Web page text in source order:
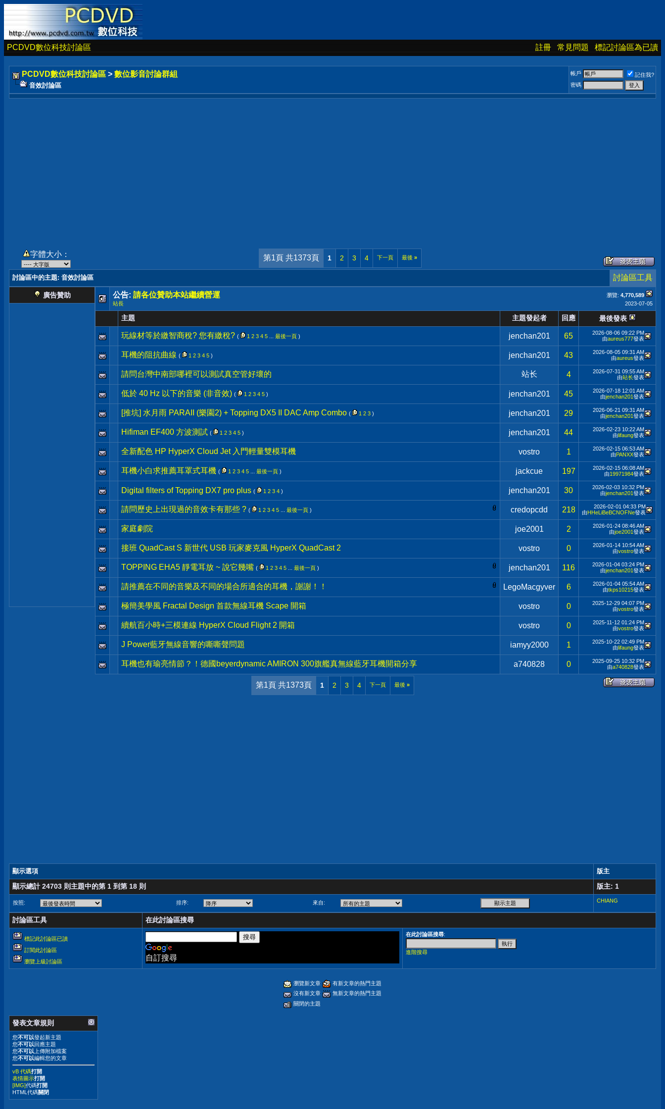
PCDVD數位科技討論區 註冊 常見問題 標記討論區為已讀
PCDVD數位科技討論區 > 數位影音討論群組
音效討論區
帳戶
記住我?
密碼
字體大小： 第1頁 共1373頁 1 2 3 4 下一頁 最後 »
討論區中的主題: 音效討論區 討論區工具
廣告贊助 瀏覽: 4,770,589
公告: 請各位贊助本站繼續營運
2023-07-05
站長
主題 主題發起者 回應 最後發表
玩線材等於繳智商稅? 您有繳稅? ( 1 2 3 4 5 最後一頁 ) jenchan201 65 2026-08-06 09:22 PM
由aureus777發表
耳機的阻抗曲線 ( 1 2 3 4 5 ) jenchan201 43 2026-08-05 09:31 AM
由aureus發表
請問台灣中南部哪裡可以測試真空管好壞的 站长 4 2026-07-31 09:55 AM
由站长發表
低於 40 Hz 以下的音樂 (非音效) ( 1 2 3 4 5 ) jenchan201 45 2026-07-18 12:01 AM
由jenchan201發表
[推坑] 水月雨 PARAII (樂園2) + Topping DX5 II DAC Amp Combo ( 1 2 3 ) jenchan201 29 2026-06-21 09:31 AM
由jenchan201發表
Hifiman EF400 方波測試 ( 1 2 3 4 5 ) jenchan201 44 2026-02-23 10:22 AM
由lifaung發表
全新配色 HP HyperX Cloud Jet 入門輕量雙模耳機 vostro 1 2026-02-15 06:53 AM
由PANXX發表
耳機小白求推薦耳罩式耳機 ( 1 2 3 4 5 最後一頁 ) jackcue 197 2026-02-15 06:08 AM
由19971984發表
Digital filters of Topping DX7 pro plus ( 1 2 3 4 ) jenchan201 30 2026-02-03 10:32 PM
由jenchan201發表
請問歷史上出現過的音效卡有那些 ? ( 1 2 3 4 5 最後一頁 ) credopcdd 218 2026-02-01 04:33 PM
由HHeLiBeBCNOFNe發表
家庭劇院 joe2001 2 2026-01-24 08:46 AM
由joe2001發表
接班 QuadCast S 新世代 USB 玩家麥克風 HyperX QuadCast 2 vostro 0 2026-01-14 10:54 AM
由vostro發表
TOPPING EHA5 靜電耳放 ~ 說它幾嘴 ( 1 2 3 4 5 最後一頁 ) jenchan201 116 2026-01-04 03:24 PM
由jenchan201發表
請推薦在不同的音樂及不同的場合所適合的耳機，謝謝！！ LegoMacgyver 6 2026-01-04 05:54 AM
由tkps10215發表
極簡美學風 Fractal Design 首款無線耳機 Scape 開箱 vostro 0 2025-12-29 04:07 PM
由vostro發表
續航百小時+三模連線 HyperX Cloud Flight 2 開箱 vostro 0 2025-11-12 01:24 PM
由vostro發表
J Power藍牙無線音響的嘶嘶聲問題 iamyy2000 1 2025-10-22 02:49 PM
由lifaung發表
耳機也有瑜亮情節？！德國beyerdynamic AMIRON 300旗艦真無線藍牙耳機開箱分享 a740828 0 2025-09-25 10:32 PM
由a740828發表
第1頁 共1373頁 1 2 3 4 下一頁 最後 »
顯示選項 版主
顯示總計 24703 則主題中的第 1 到第 18 則 版主: 1
按照: 排序: 來自: CHIANG
討論區工具 在此討論區搜尋
標記此討論區已讀
訂閱此討論區
瀏覽上級討論區
自訂搜尋
在此討論區搜尋:
進階搜尋
瀏覽新文章
有新文章的熱門主題
沒有新文章
無新文章的熱門主題
關閉的主題
發表文章規則
您不可以發起新主題
您不可以回應主題
您不可以 上傳附加檔案
您不可以編輯您的文章
vB 代碼打開
表情圖示打開
[IMG]代碼打開
HTML代碼關閉